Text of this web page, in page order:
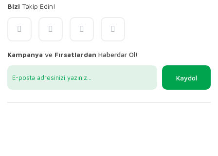
Bizi Takip Edin!
Kampanya ve Fırsatlardan Haberdar Ol!
Kaydol